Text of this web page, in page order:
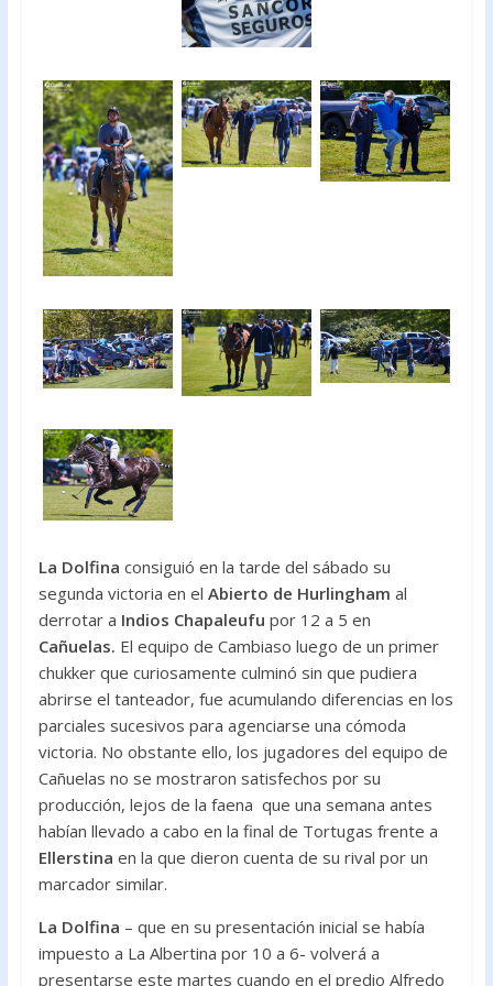
La Dolfina consiguió en la tarde del sábado su
segunda victoria en el Abierto de Hurlingham al
derrotar a Indios Chapaleufu por 12 a 5 en
Cañuelas. El equipo de Cambiaso luego de un primer
chukker que curiosamente culminó sin que pudiera
abrirse el tanteador, fue acumulando diferencias en los
parciales sucesivos para agenciarse una cómoda
victoria. No obstante ello, los jugadores del equipo de
Cañuelas no se mostraron satisfechos por su
producción, lejos de la faena que una semana antes
habían llevado a cabo en la final de Tortugas frente a
Ellerstina en la que dieron cuenta de su rival por un
marcador similar.
La Dolfina – que en su presentación inicial se había
impuesto a La Albertina por 10 a 6- volverá a
presentarse este martes cuando en el predio Alfredo